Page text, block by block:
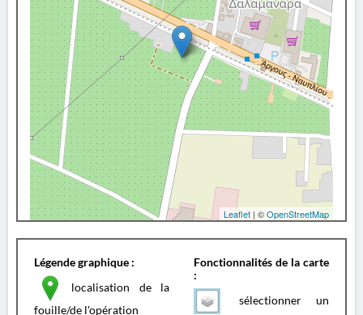
Leaflet | ©OpenStreetMap
Légende graphique :
localisation de la
fouille/de l'opération
Fonctionnalités de la carte
:
sélectionner un